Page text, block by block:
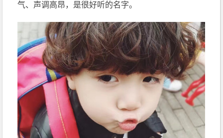
气、声调高昂，是很好听的名字。